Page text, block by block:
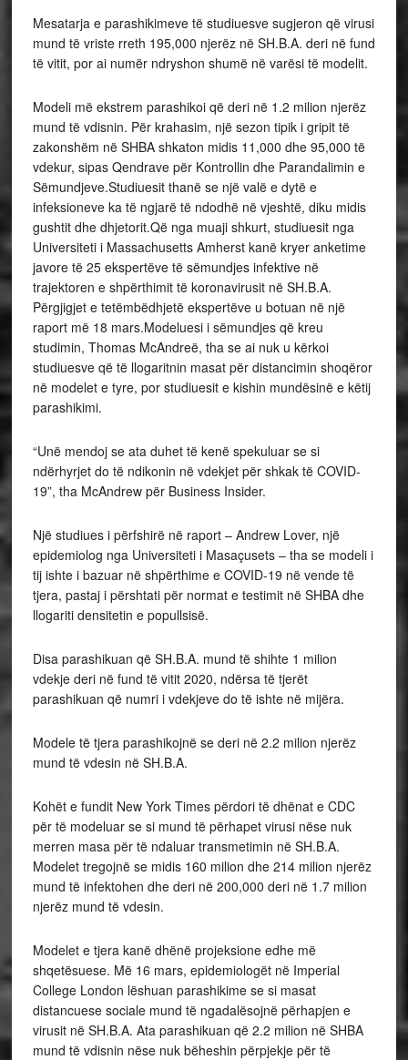
Mesatarja e parashikimeve të studiuesve sugjeron që virusi
mund të vriste rreth 195,000 njerëz në SH.B.A. deri në fund
të vitit, por ai numër ndryshon shumë në varësi të modelit.
Modeli më ekstrem parashikoi që deri në 1.2 milion njerëz
mund të vdisnin. Për krahasim, një sezon tipik i gripit të
zakonshëm në SHBA shkaton midis 11,000 dhe 95,000 të
vdekur, sipas Qendrave për Kontrollin dhe Parandalimin e
Sëmundjeve.Studiuesit thanë se një valë e dytë e
infeksioneve ka të ngjarë të ndodhë në vjeshtë, diku midis
gushtit dhe dhjetorit.Që nga muaji shkurt, studiuesit nga
Universiteti i Massachusetts Amherst kanë kryer anketime
javore të 25 ekspertëve të sëmundjes infektive në
trajektoren e shpërthimit të koronavirusit në SH.B.A.
Përgjigjet e tetëmbëdhjetë ekspertëve u botuan në një
raport më 18 mars.Modeluesi i sëmundjes që kreu
studimin, Thomas McAndreë, tha se ai nuk u kërkoi
studiuesve që të llogaritnin masat për distancimin shoqëror
në modelet e tyre, por studiuesit e kishin mundësinë e këtij
parashikimi.
“Unë mendoj se ata duhet të kenë spekuluar se si
ndërhyrjet do të ndikonin në vdekjet për shkak të COVID-
19”, tha McAndrew për Business Insider.
Një studiues i përfshirë në raport – Andrew Lover, një
epidemiolog nga Universiteti i Masaçusets – tha se modeli i
tij ishte i bazuar në shpërthime e COVID-19 në vende të
tjera, pastaj i përshtati për normat e testimit në SHBA dhe
llogariti densitetin e popullsisë.
Disa parashikuan që SH.B.A. mund të shihte 1 milion
vdekje deri në fund të vitit 2020, ndërsa të tjerët
parashikuan që numri i vdekjeve do të ishte në mijëra.
Modele të tjera parashikojnë se deri në 2.2 milion njerëz
mund të vdesin në SH.B.A.
Kohët e fundit New York Times përdori të dhënat e CDC
për të modeluar se si mund të përhapet virusi nëse nuk
merren masa për të ndaluar transmetimin në SH.B.A.
Modelet tregojnë se midis 160 milion dhe 214 milion njerëz
mund të infektohen dhe deri në 200,000 deri në 1.7 milion
njerëz mund të vdesin.
Modelet e tjera kanë dhënë projeksione edhe më
shqetësuese. Më 16 mars, epidemiologët në Imperial
College London lëshuan parashikime se si masat
distancuese sociale mund të ngadalësojnë përhapjen e
virusit në SH.B.A. Ata parashikuan që 2.2 milion në SHBA
mund të vdisnin nëse nuk bëheshin përpjekje për të